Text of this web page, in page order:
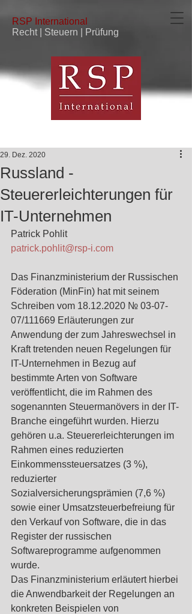
RSP International
Recht | Steuern | Prüfung
Russland -
Steuererleichterungen für
IT-Unternehmen
29. Dez. 2020
Patrick Pohlit
patrick.pohlit@rsp-i.com
Das Finanzministerium der Russischen
Föderation (MinFin) hat mit seinem
Schreiben vom 18.12.2020 № 03-07-
07/111669 Erläuterungen zur
Anwendung der zum Jahreswechsel in
Kraft tretenden neuen Regelungen für
IT-Unternehmen in Bezug auf
bestimmte Arten von Software
veröffentlicht, die im Rahmen des
sogenannten Steuermanövers in der IT-
Branche eingeführt wurden. Hierzu
gehören u.a. Steuererleichterungen im
Rahmen eines reduzierten
Einkommenssteuersatzes (3 %),
reduzierter
Sozialversicherungsprämien (7,6 %)
sowie einer Umsatzsteuerbefreiung für
den Verkauf von Software, die in das
Register der russischen
Softwareprogramme aufgenommen
wurde.
Das Finanzministerium erläutert hierbei
die Anwendbarkeit der Regelungen an
konkreten Beispielen von